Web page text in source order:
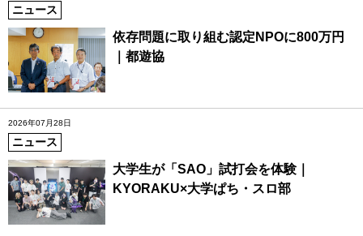
ニュース
依存問題に取り組む認定NPOに800万円
｜都遊協
2026年07月28日
ニュース
大学生が「SAO」試打会を体験｜
KYORAKU×大学ぱち・スロ部